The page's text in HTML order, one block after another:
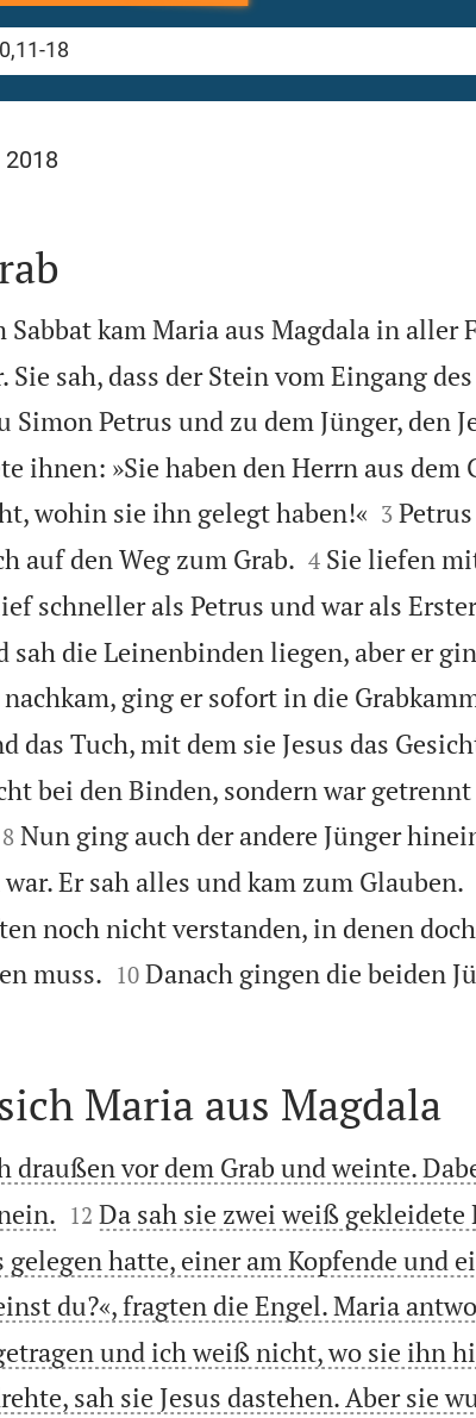
Sabbat kam Maria aus Magdala in aller
Sie sah, dass der Stein vom Eingang
Simon Petrus und zu dem Jünger, den
ihnen: »Sie haben den Herrn aus dem
wohin sie ihn gelegt haben!«
3
auf den Weg zum Grab.
4 Sie liefen
schneller als Petrus und war als
sah die Leinenbinden liegen, aber er
ging er sofort in die
das Tuch, mit dem sie Jesus das
bei den Binden, sondern war

8 Nun ging auch der andere Jünger
Er sah alles und kam zum Glauben.
noch nicht verstanden, in denen doch
muss.
10 Danach gingen die beiden
Maria aus Magdala
draußen vor dem Grab und weinte.

12 Da sah sie zwei weiß gekleidete
gelegen hatte, einer am Kopfende und
du?«, fragten die Engel. Maria
und ich weiß nicht, wo sie ihn
sah sie Jesus dastehen. Aber sie